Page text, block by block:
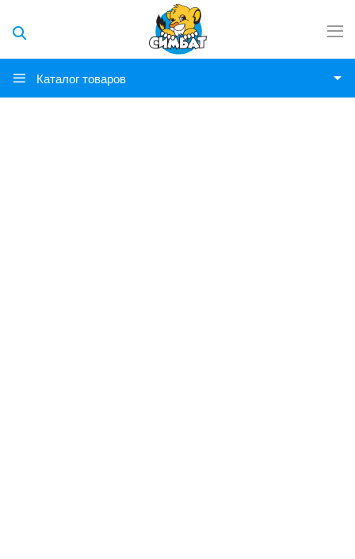
Каталог товаров